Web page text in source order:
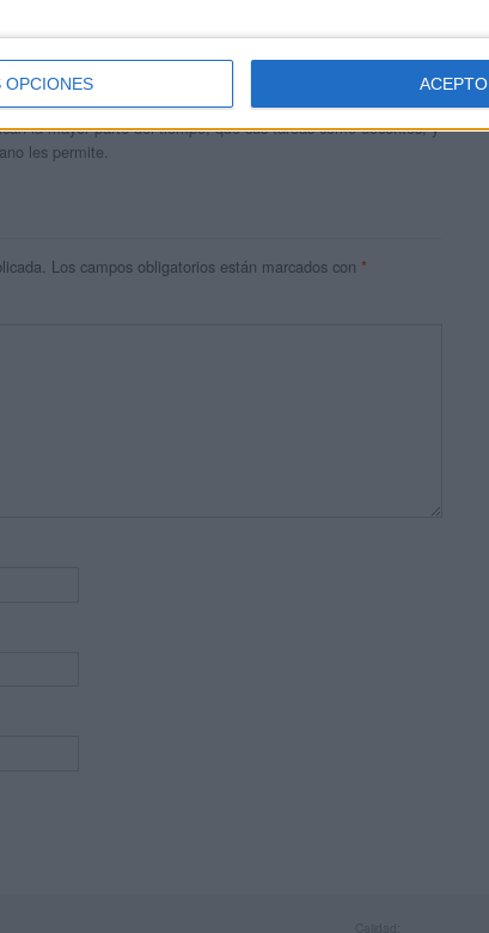
OPCIONES ACEPTO
blog, es la apuesta personal de dos profesores Ginés y
son los encargados de los contenidos que encontramos
la mayor parte del tiempo, que sus tareas como docentes, y
les permite.
Los campos obligatorios están marcados con *